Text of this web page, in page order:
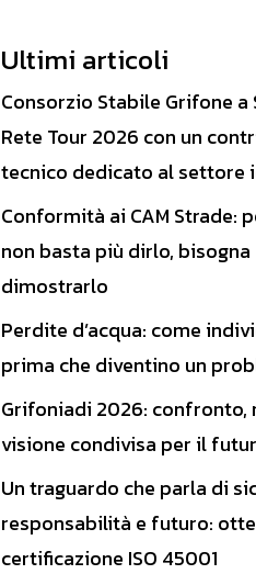
Ultimi articoli
Consorzio Stabile Grifone a
Rete Tour 2026 con un
tecnico dedicato al settore
Conformità ai CAM Strade:
non basta più dirlo, bisogna
dimostrarlo
Perdite d’acqua: come
prima che diventino un
Grifoniadi 2026: confronto,
visione condivisa per il
Un traguardo che parla di
responsabilità e futuro:
certificazione ISO 45001